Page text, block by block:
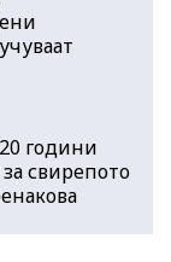
години
свирепото